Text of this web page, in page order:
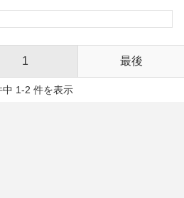
1 最後
中 1-2 件を表示